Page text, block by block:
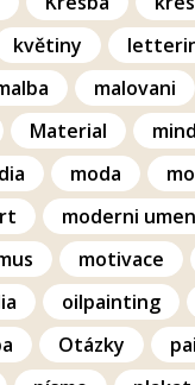
květiny
malovani
Material
mind
moda
moderni
motivace
oilpainting
Otázky